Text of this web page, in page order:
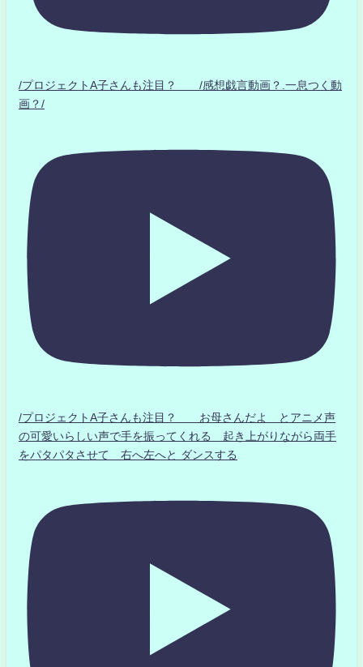
/プロジェクトA子さんも注目？ /感想戯言動画？.一息つく動
画？/
/プロジェクトA子さんも注目？ お母さんだよ とアニメ声
の可愛いらしい声で手を振ってくれる 起き上がりながら両手
をパタパタさせて 右へ左へと ダンスする